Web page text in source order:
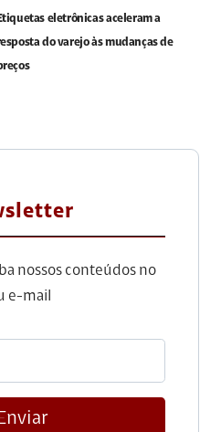
Etiquetas eletrônicas aceleram a
do varejo às mudanças de
nossos conteúdos no
e-mail
Enviar